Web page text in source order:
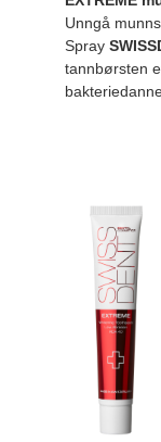
Unngå
Spray
tannbørsten